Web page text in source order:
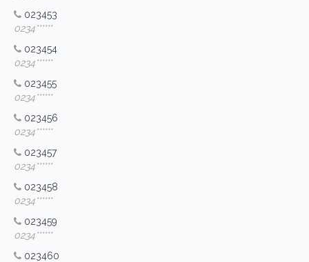
023453
0234******
023454
0234******
023455
0234******
023456
0234******
023457
0234******
023458
0234******
023459
0234******
023460